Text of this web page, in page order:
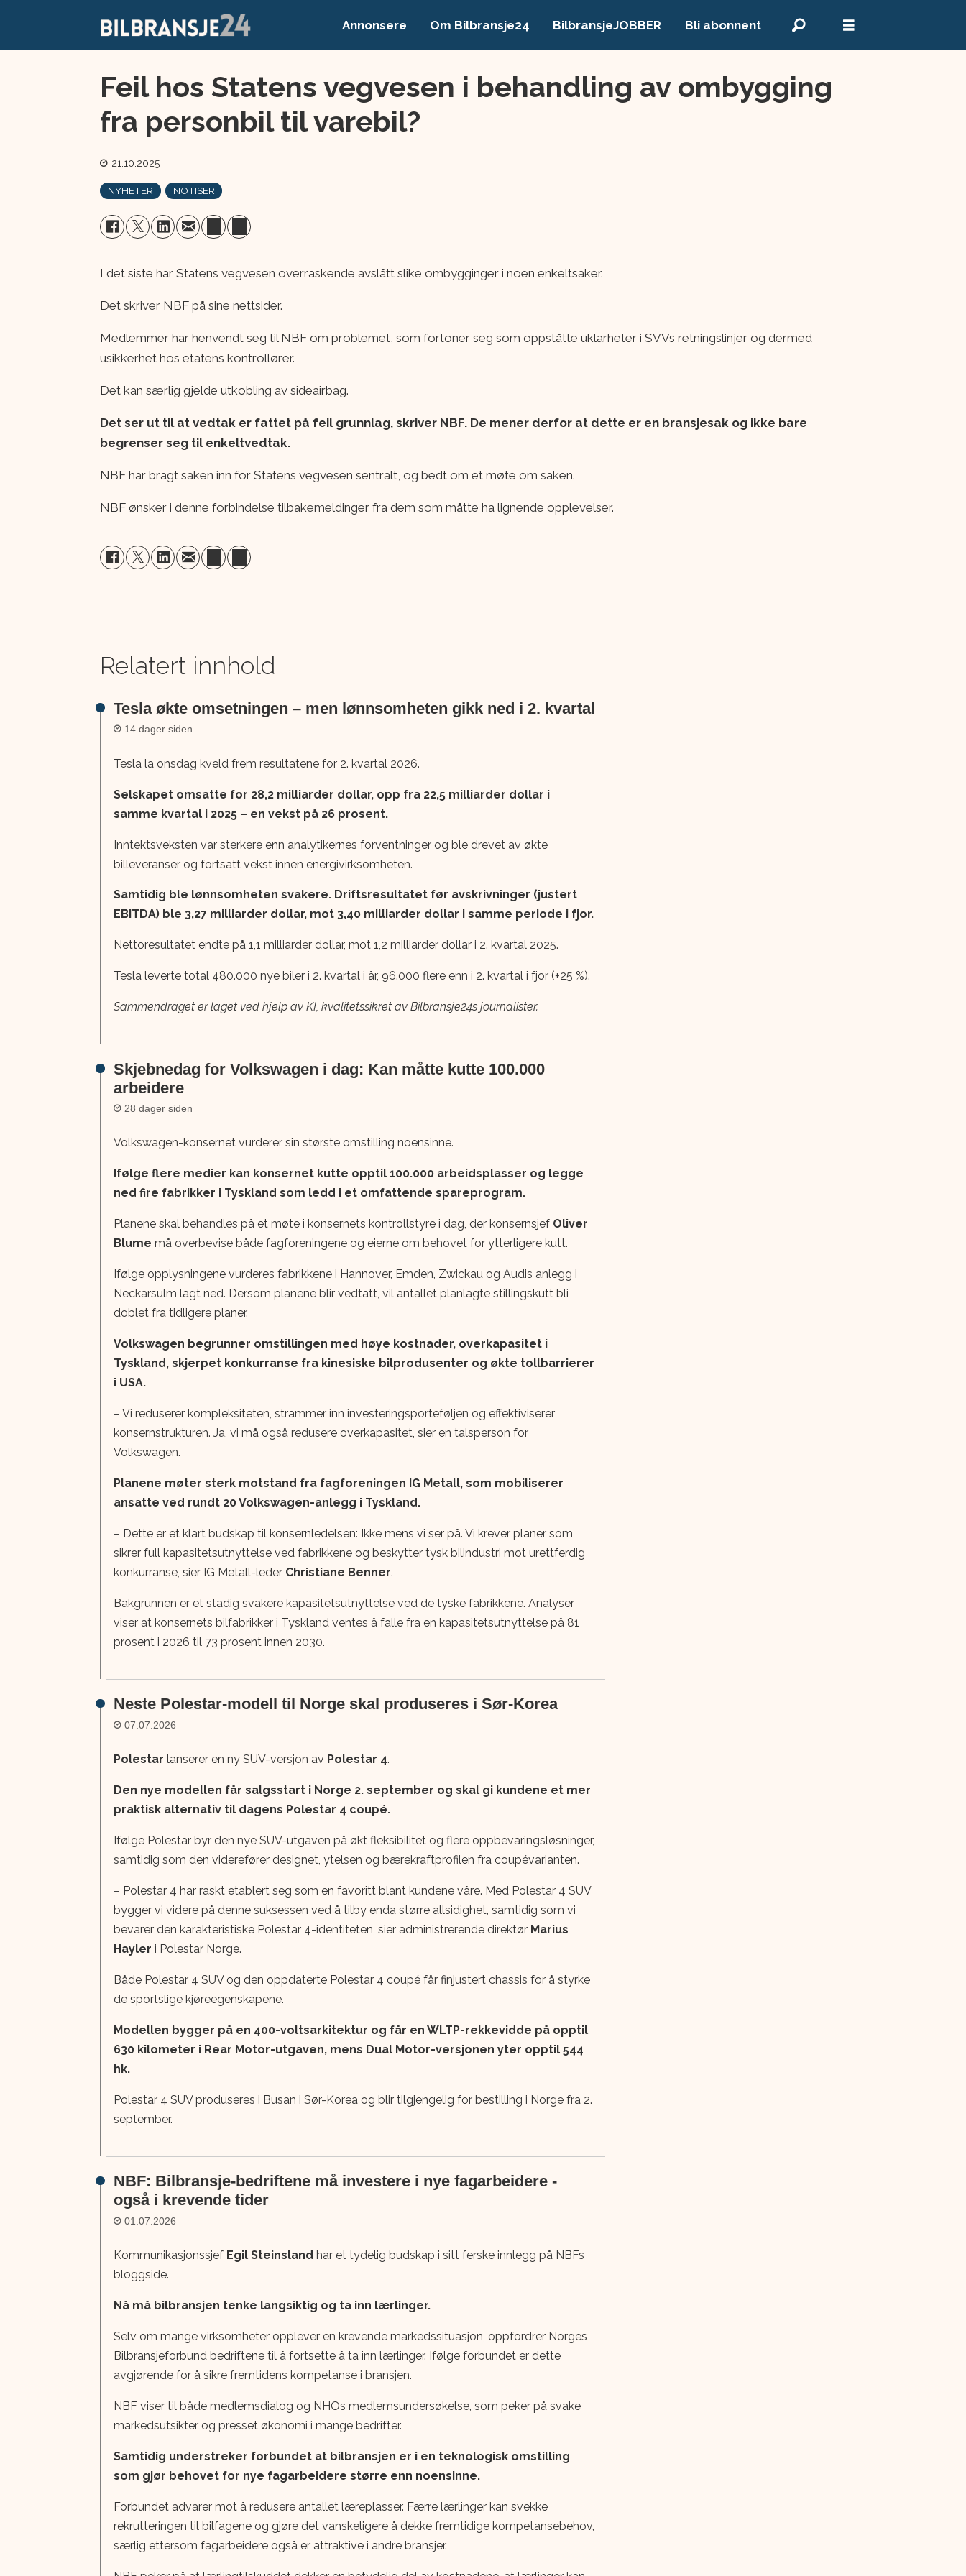
Annonsere Om Bilbransje24 BilbransjeJOBBER Bli abonnent
Feil hos Statens vegvesen i behandling av ombygging
fra personbil til varebil?
21.10.2025
NYHETER NOTISER
I det siste har Statens vegvesen overraskende avslått slike ombygginger i noen enkeltsaker.
Det skriver NBF på sine nettsider.
Medlemmer har henvendt seg til NBF om problemet, som fortoner seg som oppståtte uklarheter i SVVs retningslinjer og dermed
usikkerhet hos etatens kontrollører.
Det kan særlig gjelde utkobling av sideairbag.
Det ser ut til at vedtak er fattet på feil grunnlag, skriver NBF. De mener derfor at dette er en bransjesak og ikke bare
begrenser seg til enkeltvedtak.
NBF har bragt saken inn for Statens vegvesen sentralt, og bedt om et møte om saken.
NBF ønsker i denne forbindelse tilbakemeldinger fra dem som måtte ha lignende opplevelser.
Relatert innhold
Tesla økte omsetningen – men lønnsomheten gikk ned i 2. kvartal
14 dager siden
Tesla la onsdag kveld frem resultatene for 2. kvartal 2026.
Selskapet omsatte for 28,2 milliarder dollar, opp fra 22,5 milliarder dollar i
samme kvartal i 2025 – en vekst på 26 prosent.
Inntektsveksten var sterkere enn analytikernes forventninger og ble drevet av økte
billeveranser og fortsatt vekst innen energivirksomheten.
Samtidig ble lønnsomheten svakere. Driftsresultatet før avskrivninger (justert
EBITDA) ble 3,27 milliarder dollar, mot 3,40 milliarder dollar i samme periode i fjor.
Nettoresultatet endte på 1,1 milliarder dollar, mot 1,2 milliarder dollar i 2. kvartal 2025.
Tesla leverte total 480.000 nye biler i 2. kvartal i år, 96.000 flere enn i 2. kvartal i fjor (+25 %).
Sammendraget er laget ved hjelp av KI, kvalitetssikret av Bilbransje24s journalister.
Skjebnedag for Volkswagen i dag: Kan måtte kutte 100.000
arbeidere
28 dager siden
Volkswagen-konsernet vurderer sin største omstilling noensinne.
Ifølge flere medier kan konsernet kutte opptil 100.000 arbeidsplasser og legge
ned fire fabrikker i Tyskland som ledd i et omfattende spareprogram.
Planene skal behandles på et møte i konsernets kontrollstyre i dag, der konsernsjef Oliver
Blume må overbevise både fagforeningene og eierne om behovet for ytterligere kutt.
Ifølge opplysningene vurderes fabrikkene i Hannover, Emden, Zwickau og Audis anlegg i
Neckarsulm lagt ned. Dersom planene blir vedtatt, vil antallet planlagte stillingskutt bli
doblet fra tidligere planer.
Volkswagen begrunner omstillingen med høye kostnader, overkapasitet i
Tyskland, skjerpet konkurranse fra kinesiske bilprodusenter og økte tollbarrierer
i USA.
– Vi reduserer kompleksiteten, strammer inn investeringsporteføljen og effektiviserer
konsernstrukturen. Ja, vi må også redusere overkapasitet, sier en talsperson for
Volkswagen.
Planene møter sterk motstand fra fagforeningen IG Metall, som mobiliserer
ansatte ved rundt 20 Volkswagen-anlegg i Tyskland.
– Dette er et klart budskap til konsernledelsen: Ikke mens vi ser på. Vi krever planer som
sikrer full kapasitetsutnyttelse ved fabrikkene og beskytter tysk bilindustri mot urettferdig
konkurranse, sier IG Metall-leder Christiane Benner.
Bakgrunnen er et stadig svakere kapasitetsutnyttelse ved de tyske fabrikkene. Analyser
viser at konsernets bilfabrikker i Tyskland ventes å falle fra en kapasitetsutnyttelse på 81
prosent i 2026 til 73 prosent innen 2030.
Neste Polestar-modell til Norge skal produseres i Sør-Korea
07.07.2026
Polestarlanserer en ny SUV-versjon av Polestar 4.
Den nye modellen får salgsstart i Norge 2. september og skal gi kundene et mer
praktisk alternativ til dagens Polestar 4 coupé.
Ifølge Polestar byr den nye SUV-utgaven på økt fleksibilitet og flere oppbevaringsløsninger,
samtidig som den viderefører designet, ytelsen og bærekraftprofilen fra coupévarianten.
– Polestar 4 har raskt etablert seg som en favoritt blant kundene våre. Med Polestar 4 SUV
bygger vi videre på denne suksessen ved å tilby enda større allsidighet, samtidig som vi
bevarer den karakteristiske Polestar 4-identiteten, sier administrerende direktør Marius
Hayler i Polestar Norge.
Både Polestar 4 SUV og den oppdaterte Polestar 4 coupé får finjustert chassis for å styrke
de sportslige kjøreegenskapene.
Modellen bygger på en 400-voltsarkitektur og får en WLTP-rekkevidde på opptil
630 kilometer i Rear Motor-utgaven, mens Dual Motor-versjonen yter opptil 544
hk.
Polestar 4 SUV produseres i Busan i Sør-Korea og blir tilgjengelig for bestilling i Norge fra 2.
september.
NBF: Bilbransje-bedriftene må investere i nye fagarbeidere -
også i krevende tider
01.07.2026
Kommunikasjonssjef Egil Steinsland har et tydelig budskap i sitt ferske innlegg på NBFs
bloggside.
Nå må bilbransjen tenke langsiktig og ta inn lærlinger.
Selv om mange virksomheter opplever en krevende markedssituasjon, oppfordrer Norges
Bilbransjeforbund bedriftene til å fortsette å ta inn lærlinger. Ifølge forbundet er dette
avgjørende for å sikre fremtidens kompetanse i bransjen.
NBF viser til både medlemsdialog og NHOs medlemsundersøkelse, som peker på svake
markedsutsikter og presset økonomi i mange bedrifter.
Samtidig understreker forbundet at bilbransjen er i en teknologisk omstilling
som gjør behovet for nye fagarbeidere større enn noensinne.
Forbundet advarer mot å redusere antallet læreplasser. Færre lærlinger kan svekke
rekrutteringen til bilfagene og gjøre det vanskeligere å dekke fremtidige kompetansebehov,
særlig ettersom fagarbeidere også er attraktive i andre bransjer.